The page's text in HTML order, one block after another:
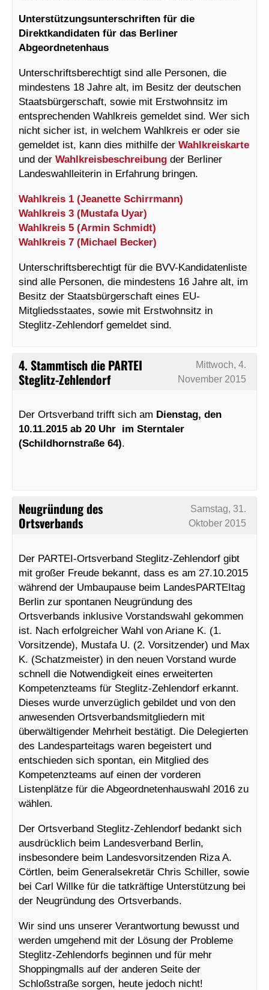
Unterstützungsunterschriften für die
Direktkandidaten für das Berliner
Abgeordnetenhaus
Unterschriftsberechtigt sind alle Personen, die
mindestens 18 Jahre alt, im Besitz der deutschen
Staatsbürgerschaft, sowie mit Erstwohnsitz im
entsprechenden Wahlkreis gemeldet sind. Wer sich
nicht sicher ist, in welchem Wahlkreis er oder sie
gemeldet ist, kann dies mithilfe der Wahlkreiskarte
und der Wahlkreisbeschreibung der Berliner
Landeswahlleiterin in Erfahrung bringen.
Wahlkreis 1 (Jeanette Schirrmann)
Wahlkreis 3 (Mustafa Uyar)
Wahlkreis 5 (Armin Schmidt)
Wahlkreis 7 (Michael Becker)
Unterschriftsberechtigt für die BVV-Kandidatenliste
sind alle Personen, die mindestens 16 Jahre alt, im
Besitz der Staatsbürgerschaft eines EU-
Mitgliedsstaates, sowie mit Erstwohnsitz in
Steglitz-Zehlendorf gemeldet sind.
4. Stammtisch die PARTEI
Steglitz-Zehlendorf
Mittwoch, 4.
November 2015
Der Ortsverband trifft sich am Dienstag, den
10.11.2015 ab 20 Uhr im Sterntaler
(Schildhornstraße 64).
Neugründung des
Ortsverbands
Samstag, 31.
Oktober 2015
Der PARTEI-Ortsverband Steglitz-Zehlendorf gibt
mit großer Freude bekannt, dass es am 27.10.2015
während der Umbaupause beim LandesPARTEItag
Berlin zur spontanen Neugründung des
Ortsverbands inklusive Vorstandswahl gekommen
ist. Nach erfolgreicher Wahl von Ariane K. (1.
Vorsitzende), Mustafa U. (2. Vorsitzender) und Max
K. (Schatzmeister) in den neuen Vorstand wurde
schnell die Notwendigkeit eines erweiterten
Kompetenzteams für Steglitz-Zehlendorf erkannt.
Dieses wurde unverzüglich gebildet und von den
anwesenden Ortsverbandsmitgliedern mit
überwältigender Mehrheit bestätigt. Die Delegierten
des Landesparteitags waren begeistert und
entschieden sich spontan, ein Mitglied des
Kompetenzteams auf einen der vorderen
Listenplätze für die Abgeordnetenhauswahl 2016 zu
wählen.
Der Ortsverband Steglitz-Zehlendorf bedankt sich
ausdrücklich beim Landesverband Berlin,
insbesondere beim Landesvorsitzenden Riza A.
Cörtlen, beim Generalsekretär Chris Schiller, sowie
bei Carl Willke für die tatkräftige Unterstützung bei
der Neugründung des Ortsverbands.
Wir sind uns unserer Verantwortung bewusst und
werden umgehend mit der Lösung der Probleme
Steglitz-Zehlendorfs beginnen und für mehr
Shoppingmalls auf der anderen Seite der
Schloßstraße sorgen, heute jedoch nicht!